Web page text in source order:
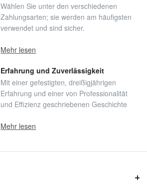
Wählen Sie unter den verschiedenen
Zahlungsarten; sie werden am häufigsten
verwendet und sind sicher.
Mehr lesen
Erfahrung und Zuverlässigkeit
Mit einer gefestigten, dreißigjährigen
Erfahrung und einer von Professionalität
und Effizienz geschriebenen Geschichte
Mehr lesen